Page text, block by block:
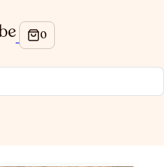
acties?
en ontvang